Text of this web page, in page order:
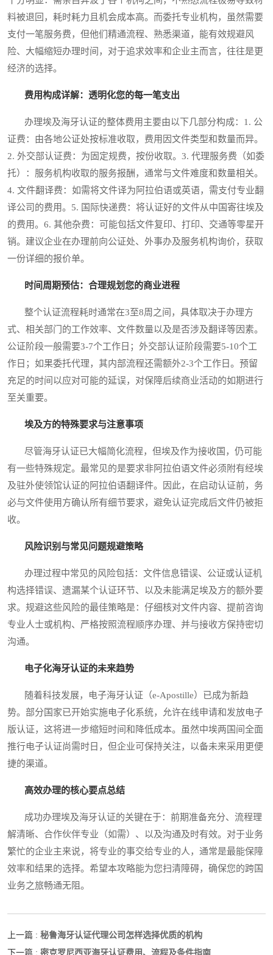
料被退回，耗时耗力且机会成本高。而委托专业机构，虽然需要
支付一笔服务费，但他们精通流程、熟悉渠道，能有效规避风
险、大幅缩短办理时间，对于追求效率和企业主而言，往往是更
经济的选择。
费用构成详解：透明化您的每一笔支出
办理埃及海牙认证的整体费用主要由以下几部分构成：1. 公
证费：由各地公证处按标准收取，费用因文件类型和数量而异。
2. 外交部认证费：为固定规费，按份收取。3. 代理服务费（如委
托）：服务机构收取的服务报酬，通常与文件难度和数量相关。
4. 文件翻译费：如需将文件译为阿拉伯语或英语，需支付专业翻
译公司的费用。5. 国际快递费：将认证好的文件从中国寄往埃及
的费用。6. 其他杂费：可能包括文件复印、打印、交通等零星开
销。建议企业在办理前向公证处、外事办及服务机构询价，获取
一份详细的报价单。
时间周期预估：合理规划您的商业进程
整个认证流程耗时通常在3至8周之间，具体取决于办理方
式、相关部门的工作效率、文件数量以及是否涉及翻译等因素。
公证阶段一般需要3-7个工作日；外交部认证阶段需要5-10个工
作日；如果委托代理，其内部流程还需额外2-3个工作日。预留
充足的时间以应对可能的延误，对保障后续商业活动的如期进行
至关重要。
埃及方的特殊要求与注意事项
尽管海牙认证已大幅简化流程，但埃及作为接收国，仍可能
有一些特殊规定。最常见的是要求非阿拉伯语文件必须附有经埃
及驻外使领馆认证的阿拉伯语翻译件。因此，在启动认证前，务
必与文件使用方确认所有细节要求，避免认证完成后文件仍被拒
收。
风险识别与常见问题规避策略
办理过程中常见的风险包括：文件信息错误、公证或认证机
构选择错误、遗漏某个认证环节、以及未能满足埃及方的额外要
求。规避这些风险的最佳策略是：仔细核对文件内容、提前咨询
专业人士或机构、严格按照流程顺序办理、并与接收方保持密切
沟通。
电子化海牙认证的未来趋势
随着科技发展，电子海牙认证（e-Apostille）已成为新趋
势。部分国家已开始实施电子化系统，允许在线申请和发放电子
版认证，这将进一步缩短时间和降低成本。虽然中埃两国间全面
推行电子认证尚需时日，但企业可保持关注，以备未来采用更便
捷的渠道。
高效办理的核心要点总结
成功办理埃及海牙认证的关键在于：前期准备充分、流程理
解清晰、合作伙伴专业（如需）、以及沟通及时有效。对于业务
繁忙的企业主来说，将专业的事交给专业的人，通常是最能保障
效率和结果的选择。希望本攻略能为您扫清障碍，确保您的跨国
业务之旅畅通无阻。
上一篇 : 秘鲁海牙认证代理公司怎样选择优质的机构
下一篇 : 密克罗尼西亚海牙认证费用、流程及条件指南